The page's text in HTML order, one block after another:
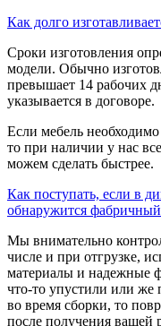
Как долго
Сроки изготовления
модели. Обычно
превышает 14 рабочих
указывается в договоре.
Если мебель
то при наличии у нас
можем сделать быстрее.
Как поступать, если в
обнаружится
Мы внимательно
числе и при отгрузке,
материалы и надежные
что-то упустили или же
во время сборки, то
после получения вашей